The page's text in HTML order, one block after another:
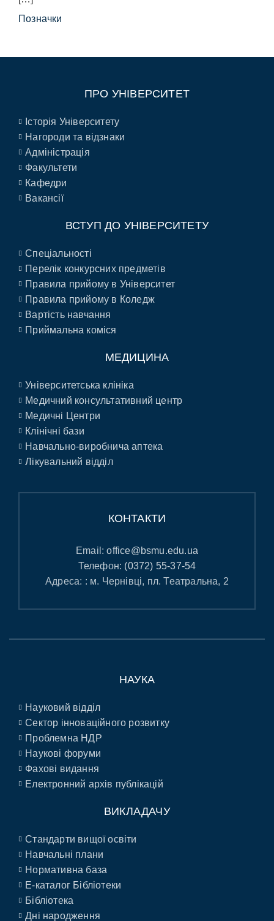
Позначки
ПРО УНІВЕРСИТЕТ
Історія Університету
Нагороди та відзнаки
Адміністрація
Факультети
Кафедри
Вакансії
ВСТУП ДО УНІВЕРСИТЕТУ
Спеціальності
Перелік конкурсних предметів
Правила прийому в Університет
Правила прийому в Коледж
Вартість навчання
Приймальна коміся
МЕДИЦИНА
Університетська клініка
Медичний консультативний центр
Медичні Центри
Клінічні бази
Навчально-виробнича аптека
Лікувальний відділ
КОНТАКТИ
Email:office@bsmu.edu.ua
Телефон: (0372) 55-37-54
Адреса: : м. Чернівці, пл. Театральна, 2
НАУКА
Науковий відділ
Сектор інноваційного розвитку
Проблемна НДР
Наукові форуми
Фахові видання
Електронний архів публікацій
ВИКЛАДАЧУ
Стандарти вищої освіти
Навчальні плани
Нормативна база
E-каталог Бібліотеки
Бібліотека
Дні народження